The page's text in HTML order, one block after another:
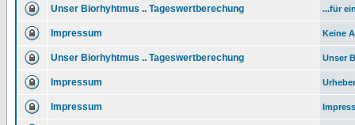
Unser Biorhyhtmus .. Tageswertberechung ...für
Impressum Keine
Unser Biorhyhtmus .. Tageswertberechung Unser
Impressum
Impressum